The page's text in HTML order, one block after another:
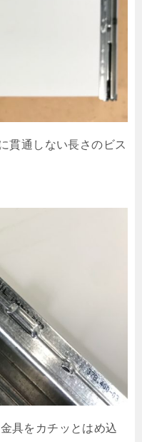
貫通しない長さのビス
具をカチッとはめ込